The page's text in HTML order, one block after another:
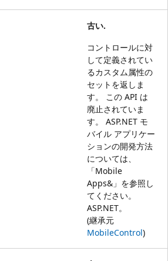
古い.
コントロールに対
して定義されてい
るカスタム属性の
セットを返しま
す。 この API は
廃止されていま
す。 ASP.NET モ
バイル アプリケー
ションの開発方法
については、
「Mobile
Apps&」を参照し
てください。
ASP.NET。
(継承元
MobileControl)